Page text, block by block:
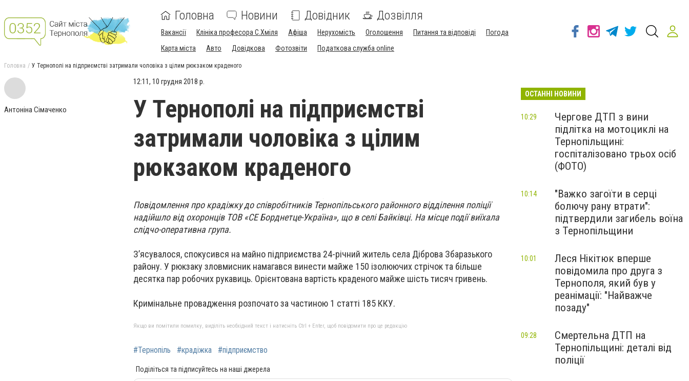
Головна Новини Довідник Дозвілля
Вакансії Клініка професора С.Хміля Афіша Нерухомість Оголошення Питання та відповіді
Погода
Карта міста
Авто Довідкова Фотозвіти Податкова служба online
Головна У Тернополі на підприємстві затримали чоловіка з цілим рюкзаком краденого
Антоніна Сімаченко
12:11, 10 грудня 2018 р.
У Тернополі на підприємстві
затримали чоловіка з цілим
рюкзаком краденого
Повідомлення про крадіжку до співробітників Тернопільського районного відділення поліції
надійшло від охоронців ТОВ «СЕ Борднетце-Україна», що в селі Байківці. На місце події виїхала
слідчо-оперативна група.
З’ясувалося, спокусився на майно підприємства 24-річний житель села Діброва Збаразького
району. У рюкзаку зловмисник намагався винести майже 150 ізолюючих стрічок та більше
десятка пар робочих рукавиць. Орієнтована вартість краденого майже шість тисяч гривень.
Кримінальне провадження розпочато за частиною 1 статті 185 ККУ.
Якщо ви помітили помилку, виділіть необхідний текст і натисніть Ctrl + Enter, щоб повідомити про це редакцію
#Тернопіль #крадіжка #підприємство
Поділіться та підписуйтесь на наші джерела
ОСТАННІ НОВИНИ
Чергове ДТП з вини
підлітка на мотоциклі на
Тернопільщині:
госпіталізовано трьох осіб
(ФОТО)
10:29
"Важко загоїти в серці
болючу рану втрати":
підтвердили загибель воїна
з Тернопільщини
10:14
Леся Нікітюк вперше
повідомила про друга з
Тернополя, який був у
реанімації: "Найважче
позаду"
10:01
Смертельна ДТП на
Тернопільщині: деталі від
поліції
09:28